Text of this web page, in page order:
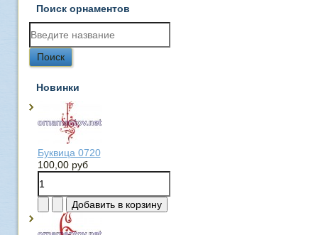
Поиск орнаментов
Новинки
Буквица 0720
100,00 руб